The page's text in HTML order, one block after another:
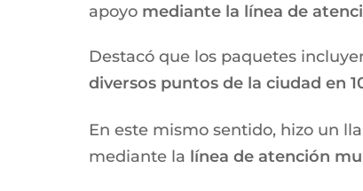
apoyo mediante la línea de
Destacó que los paquetes
diversos puntos de la ciudad en
En este mismo sentido, hizo un
mediante la línea de atención